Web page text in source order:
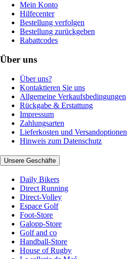
Mein Konto
Hilfecenter
Bestellung verfolgen
Bestellung zurückgeben
Rabattcodes
Über uns
Über uns?
Kontaktieren Sie uns
Allgemeine Verkaufsbedingungen
Rückgabe & Erstattung
Impressum
Zahlungsarten
Lieferkosten und Versandoptionen
Hinweis zum Datenschutz
Unsere Geschäfte
Daily Bikers
Direct Running
Direct-Volley
Espace Golf
Foot-Store
Galopp-Store
Golf and co
Handball-Store
House of Rugby